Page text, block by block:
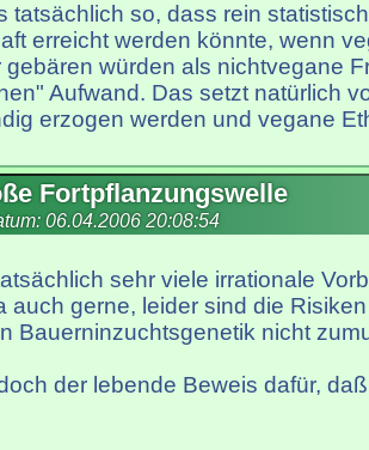
tatsächlich so, dass rein
erreicht werden könnte, wenn
gebären würden als nichtvegane
Aufwand. Das setzt natürlich
erzogen werden und vegane
Fortpflanzungswelle
06.04.2006 20:08:54
sehr viele irrationale
auch gerne, leider sind die
Bauerninzuchtsgenetik nicht
der lebende Beweis dafür,